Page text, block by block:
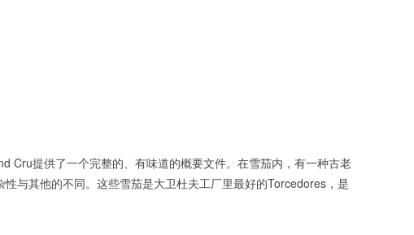
Cru提供了一个完整的、有味道的概要文件。在雪茄内，有一种古老
与其他的不同。这些雪茄是大卫杜夫工厂里最好的Torcedores，是